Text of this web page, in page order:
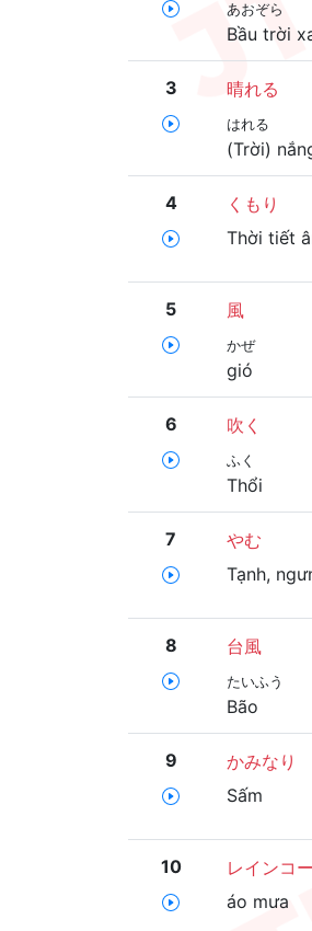
あおぞら
Bầu trời
3 晴れる
はれる
(Trời)
4
くもり
Thời tiết
5 風
かぜ
gió
6 吹く
ふく
Thổi
7
やむ
Tạnh,
8 台風
たいふう
Bão
9
かみなり
Sấm
10
レインコ
áo mưa